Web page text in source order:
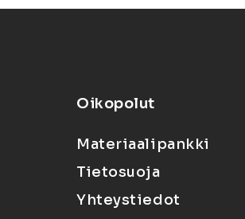
Oikopolut
Materiaalipankki
Tietosuoja
Yhteystiedot